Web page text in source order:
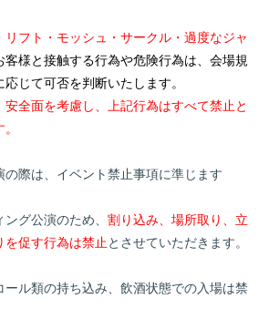
リフト・モッシュ・サークル・過度なジャ
客様と接触する行為や危険行為は、会場規
じて可否を判断いたします。
安全面を考慮し、上記行為はすべて禁止と
の際は、イベント禁止事項に準じます
ング公演のため、割り込み、場所取り、立
を促す行為は禁止 とさせていただきます。
ール類の持ち込み、飲酒状態での入場は禁